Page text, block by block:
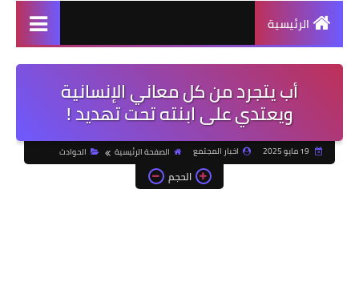
الرئيسية
أب يتجرد من كل معاني الإنسانية
ويعتدي على ابنته تحت تهديد !
اخبار المجتمع الصفحة الرئيسية الحوادث
الحجم